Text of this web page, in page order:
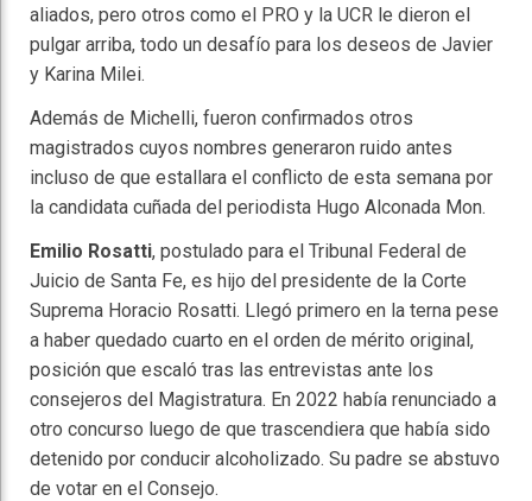
aliados, pero otros como el PRO y la UCR le dieron el
pulgar arriba, todo un desafío para los deseos de Javier
y Karina Milei.
Además de Michelli, fueron confirmados otros
magistrados cuyos nombres generaron ruido antes
incluso de que estallara el conflicto de esta semana por
la candidata cuñada del periodista Hugo Alconada Mon.
Emilio Rosatti, postulado para el Tribunal Federal de
Juicio de Santa Fe, es hijo del presidente de la Corte
Suprema Horacio Rosatti. Llegó primero en la terna pese
a haber quedado cuarto en el orden de mérito original,
posición que escaló tras las entrevistas ante los
consejeros del Magistratura. En 2022 había renunciado a
otro concurso luego de que trascendiera que había sido
detenido por conducir alcoholizado. Su padre se abstuvo
de votar en el Consejo.